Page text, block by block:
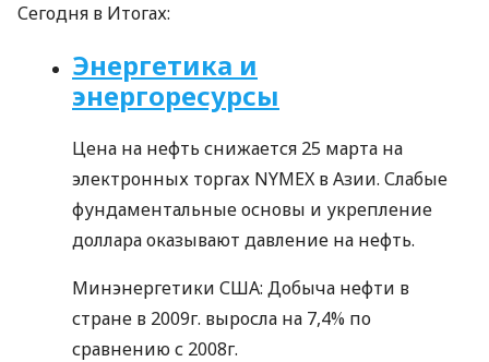
Сегодня в Итогах:
Энергетика и
энергоресурсы
Цена на нефть снижается 25 марта на
электронных торгах NYMEX в Азии. Слабые
фундаментальные основы и укрепление
доллара оказывают давление на нефть.
Минэнергетики США: Добыча нефти в
стране в 2009г. выросла на 7,4% по
сравнению с 2008г.